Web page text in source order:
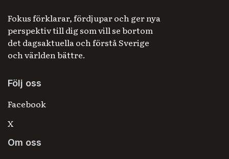
Fokus förklarar, fördjupar och ger nya
perspektiv till dig som vill se bortom
det dagsaktuella och förstå Sverige
och världen bättre.
Följ oss
Facebook
X
Om oss